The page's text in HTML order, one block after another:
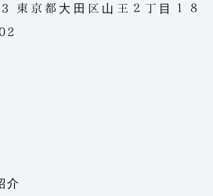
東京都大田区山王２丁目１８
介